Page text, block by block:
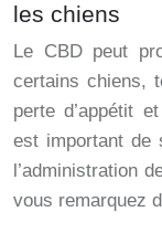
les chiens
Le CBD peut
certains chiens,
perte d’appétit
est important de
l’administration
vous remarquez